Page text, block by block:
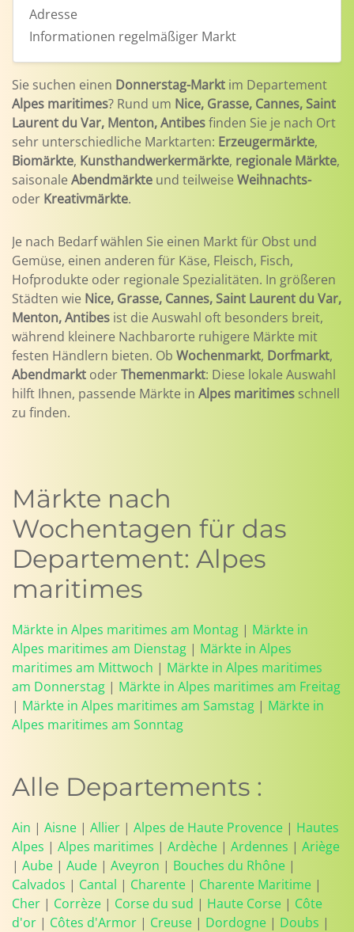
Adresse
Informationen regelmäßiger Markt
Sie suchen einen Donnerstag-Markt im Departement
Alpes maritimes? Rund um Nice, Grasse, Cannes, Saint
Laurent du Var, Menton, Antibesfinden Sie je nach Ort
sehr unterschiedliche Marktarten: Erzeugermärkte,
Biomärkte, Kunsthandwerkermärkte, regionale Märkte,
saisonale Abendmärkte und teilweise Weihnachts-
oder Kreativmärkte.
Je nach Bedarf wählen Sie einen Markt für Obst und
Gemüse, einen anderen für Käse, Fleisch, Fisch,
Hofprodukte oder regionale Spezialitäten. In größeren
Städten wie Nice, Grasse, Cannes, Saint Laurent du Var,
Menton, Antibes ist die Auswahl oft besonders breit,
während kleinere Nachbarorte ruhigere Märkte mit
festen Händlern bieten. Ob Wochenmarkt, Dorfmarkt,
Abendmarkt oderThemenmarkt: Diese lokale Auswahl
hilft Ihnen, passende Märkte in Alpes maritimes schnell
zu finden.
Märkte nach
Wochentagen für das
Departement: Alpes
maritimes
Märkte in Alpes maritimes am Montag | Märkte in
Alpes maritimes am Dienstag | Märkte in Alpes
maritimes am Mittwoch | Märkte in Alpes maritimes
am Donnerstag | Märkte in Alpes maritimes am Freitag
| Märkte in Alpes maritimes am Samstag | Märkte in
Alpes maritimes am Sonntag
Alle Departements :
Ain | Aisne | Allier | Alpes de Haute Provence | Hautes
Alpes | Alpes maritimes | Ardèche | Ardennes | Ariège
| Aube | Aude | Aveyron | Bouches du Rhône |
Calvados | Cantal | Charente | Charente Maritime |
Cher | Corrèze | Corse du sud | Haute Corse | Côte
d'or | Côtes d'Armor | Creuse | Dordogne | Doubs |